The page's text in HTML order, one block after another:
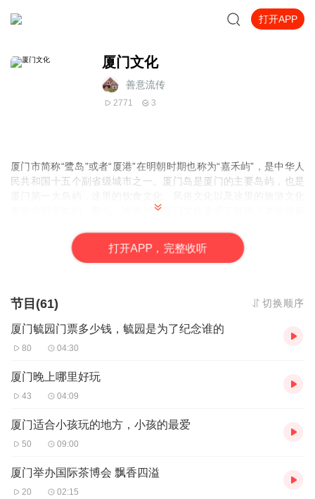
打开APP
厦门文化
善意流传
2771 3
厦门市简称“鹭岛”或者“厦港”在明朝时期也称为“嘉禾屿”，是中华人
民共和国十五个副省级城市之一。厦门岛是厦门的主要岛屿，也是
都是众所周知的。那么，大家对于厦门文化是否了解呢？本专题将
打开APP，完整收听
节目(61) 切换顺序
厦门毓园门票多少钱，毓园是为了纪念谁的
80 04:30
厦门晚上哪里好玩
43 04:09
厦门适合小孩玩的地方，小孩的最爱
50 09:00
厦门举办国际茶博会 飘香四溢
20 02:15